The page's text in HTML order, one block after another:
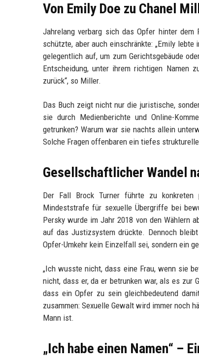
Von Emily Doe zu Chanel
Jahrelang verbarg sich das Opfer hinter
schützte, aber auch einschränkte: „Emily
gelegentlich auf, um zum Gerichtsgebäude
Entscheidung, unter ihrem richtigen Namen
zurück“, so Miller.
Das Buch zeigt nicht nur die juristische,
sie durch Medienberichte und Online-
getrunken? Warum war sie nachts allein
Solche Fragen offenbaren ein tiefes
Gesellschaftlicher Wandel
Der Fall Brock Turner führte zu konkreten
Mindeststrafe für sexuelle Übergriffe bei
Persky wurde im Jahr 2018 von den Wählern
auf das Justizsystem drückte. Dennoch
Opfer-Umkehr kein Einzelfall sei, sondern ein
„Ich wusste nicht, dass eine Frau, wenn sie
nicht, dass er, da er betrunken war, als es
dass ein Opfer zu sein gleichbedeutend
zusammen: Sexuelle Gewalt wird immer noch
Mann ist.
„Ich habe einen Namen“ –